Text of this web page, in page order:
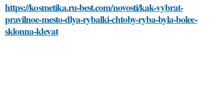
https://kosmetika.ru-best.com/novosti/kak-vybrat-
pravilnoe-mesto-dlya-rybalki-chtoby-ryba-byla-bolee-
sklonna-klevat